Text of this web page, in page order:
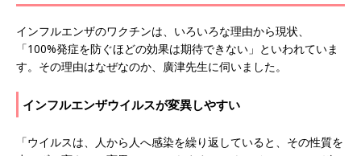
インフルエンザのワクチンは、いろいろな理由から現状、
「100%発症を防ぐほどの効果は期待できない」といわれていま
す。その理由はなぜなのか、廣津先生に伺いました。
インフルエンザウイルスが変異しやすい
「ウイルスは、人から人へ感染を繰り返していると、その性質を